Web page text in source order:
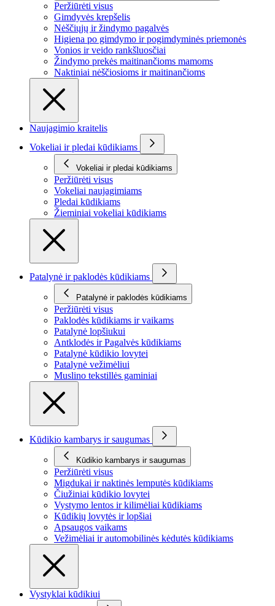
Peržiūrėti visus
Gimdyvės krepšelis
Nėščiųjų ir žindymo pagalvės
Higiena po gimdymo ir pogimdyminės priemonės
Vonios ir veido rankšluosčiai
Žindymo prekės maitinančioms mamoms
Naktiniai nėščiosioms ir maitinančioms
Naujagimio kraitelis
Vokeliai ir pledai kūdikiams
Vokeliai ir pledai kūdikiams
Peržiūrėti visus
Vokeliai naujagimiams
Pledai kūdikiams
Žieminiai vokeliai kūdikiams
Patalynė ir paklodės kūdikiams
Patalynė ir paklodės kūdikiams
Peržiūrėti visus
Paklodės kūdikiams ir vaikams
Patalynė lopšiukui
Antklodės ir Pagalvės kūdikiams
Patalynė kūdikio lovytei
Patalynė vežimėliui
Muslino tekstillės gaminiai
Kūdikio kambarys ir saugumas
Kūdikio kambarys ir saugumas
Peržiūrėti visus
Migdukai ir naktinės lemputės kūdikiams
Čiužiniai kūdikio lovytei
Vystymo lentos ir kilimėliai kūdikiams
Kūdikių lovytės ir lopšiai
Apsaugos vaikams
Vežimėliai ir automobilinės kėdutės kūdikiams
Vystyklai kūdikiui